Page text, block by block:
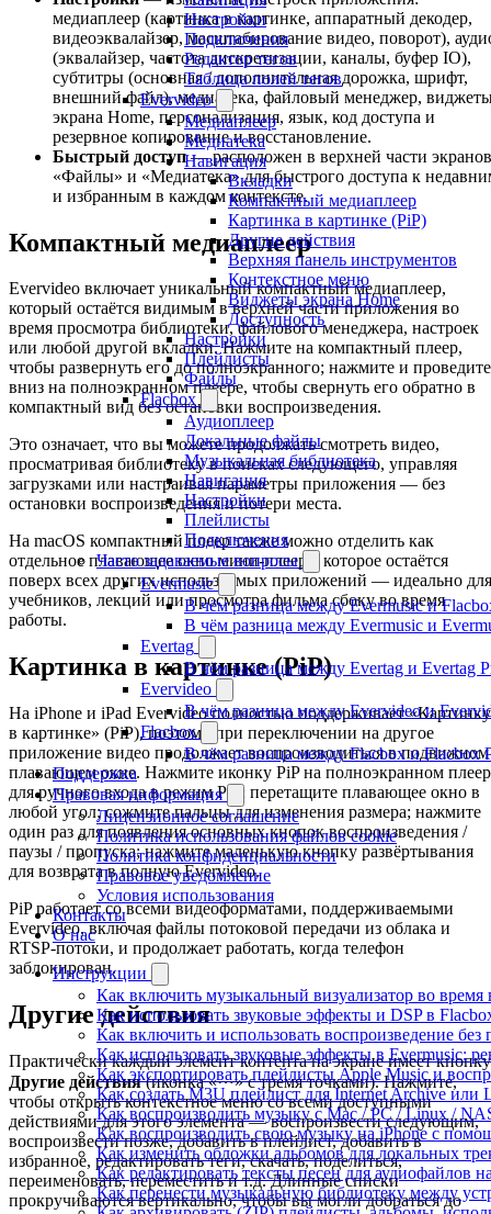
Настройки
Подключения
Редактор тегов
Таблица полей тегов
Evervideo
Медиаплеер
Медиатека
Навигация
Вкладки
Компактный медиаплеер
Картинка в картинке (PiP)
Другие действия
Верхняя панель инструментов
Контекстное меню
Виджеты экрана Home
Доступность
Настройки
Плейлисты
Файлы
Flacbox
Аудиоплеер
Локальные файлы
Музыкальная библиотека
Навигация
Настройки
Плейлисты
Подключения
Часто задаваемые вопросы
Evermusic
В чём разница между Evermusic и
В чём разница между Evermusic и
Evertag
В чём разница между Evertag и Evertag
Evervideo
В чём разница между Evervideo и
Flacbox
В чём разница между Flacbox и Flacbox
Поддержка
Правовая информация
Лицензионное соглашение
Политика использования файлов cookie
Политика конфиденциальности
Правовое уведомление
Условия использования
Контакты
О нас
Инструкции
Как включить музыкальный визуализатор во
Как использовать звуковые эффекты и DSP в
Как включить и использовать воспроизведение без
Как использовать звуковые эффекты в Evermusic:
Как экспортировать плейлисты Apple Music и
Как создать M3U плейлист для Internet Archive или
Как воспроизводить музыку с Mac / PC / Linux /
Как воспроизводить свою музыку на iPhone с
Как изменить обложки альбомов для локальных
Как редактировать тексты песен для аудиофайлов
Как перенести музыкальную библиотеку между
медиаплеер (картинка в картинке, аппаратный декодер,
видеоэквалайзер, масштабирование видео, поворот),
(эквалайзер, частота дискретизации, каналы, буфер IO),
субтитры (основная / дополнительная дорожка, шрифт,
внешний файл), медиатека, файловый менеджер,
экрана Home, персонализация, язык, код доступа и
резервное копирование и восстановление.
Быстрый доступ— расположен в верхней части экранов
«Файлы» и «Медиатека» для быстрого доступа к
и избранным в каждом контексте.
Компактный медиаплеер
Evervideo включает уникальный компактный медиаплеер,
который остаётся видимым в верхней части приложения во
время просмотра библиотеки, файлового менеджера, настроек
или любой другой вкладки. Нажмите на компактный плеер,
чтобы развернуть его до полноэкранного; нажмите и проведите
вниз на полноэкранном плеере, чтобы свернуть его обратно в
компактный вид без остановки воспроизведения.
Это означает, что вы можете продолжать смотреть видео,
просматривая библиотеку в поисках следующего, управляя
загрузками или настраивая параметры приложения — без
остановки воспроизведения и потери места.
На macOS компактный плеер также можно отделить как
отдельное плавающее окно мини-плеера, которое остаётся
поверх всех других используемых приложений — идеально для
учебников, лекций или просмотра фильма сбоку во время
работы.
Картинка в картинке (PiP)
На iPhone и iPad Evervideo полностью поддерживает «Картинку
в картинке» (PiP), поэтому при переключении на другое
приложение видео продолжает воспроизводиться в подвижном
плавающем окне. Нажмите иконку PiP на полноэкранном
для ручного входа в режим PiP; перетащите плавающее окно в
любой угол; сожмите пальцы для изменения размера; нажмите
один раз для появления основных кнопок воспроизведения /
паузы / пропуска; нажмите маленькую кнопку развёртывания
для возврата в полную Evervideo.
PiP работает со всеми видеоформатами, поддерживаемыми
Evervideo, включая файлы потоковой передачи из облака и
RTSP-потоки, и продолжает работать, когда телефон
заблокирован.
Другие действия
Практически каждый элемент контента на экране имеет кнопку
Другие действия(иконка «⋯» с тремя точками). Нажмите,
чтобы открыть контекстное меню со всеми доступными
действиями для этого элемента — воспроизвести следующим,
воспроизвести позже, добавить в плейлист, добавить в
избранное, редактировать теги, скачать, поделиться,
переименовать, переместить и т.д. Длинные списки
прокручиваются вертикально, чтобы вы могли добраться до